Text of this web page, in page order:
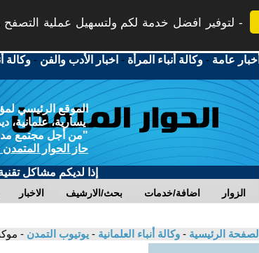
لتوفير افضل خدمة لكم ولتسهيل عملية التصفح
أخبار عامة -وكالة أنباء المرأة - اخبار الأدب والفن -وكالة
الموقع الرئيسي
يسارية، علمانية،
"من أجل مجتمع
حاز الحوار
إذا لديكم مشاكل
الاخبار بحث/الارشيف اضافة/خدمات الزوار
الصفحة الرئيسية - وكالة أنباء العلمانية - يوتيوب التمدن -